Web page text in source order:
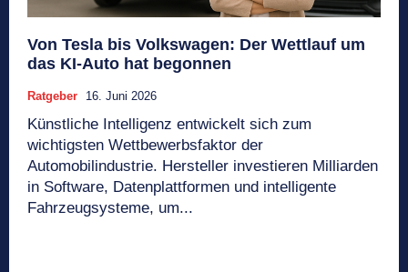
Von Tesla bis Volkswagen: Der Wettlauf um
das KI-Auto hat begonnen
Ratgeber 16. Juni 2026
Künstliche Intelligenz entwickelt sich zum
wichtigsten Wettbewerbsfaktor der
Automobilindustrie. Hersteller investieren Milliarden
in Software, Datenplattformen und intelligente
Fahrzeugsysteme, um...